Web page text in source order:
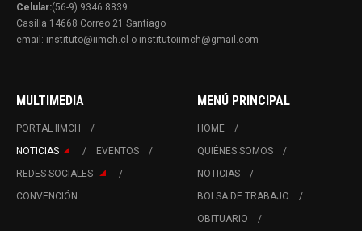
Celular:(56-9) 9346 8839
Casilla 14668 Correo 21 Santiago
email: instituto@iimch.cl o institutoiimch@gmail.com
MULTIMEDIA
PORTAL IIMCH
NOTICIAS
EVENTOS
REDES SOCIALES
CONVENCIÓN
MENÚ PRINCIPAL
HOME
QUIÉNES SOMOS
NOTICIAS
BOLSA DE TRABAJO
OBITUARIO